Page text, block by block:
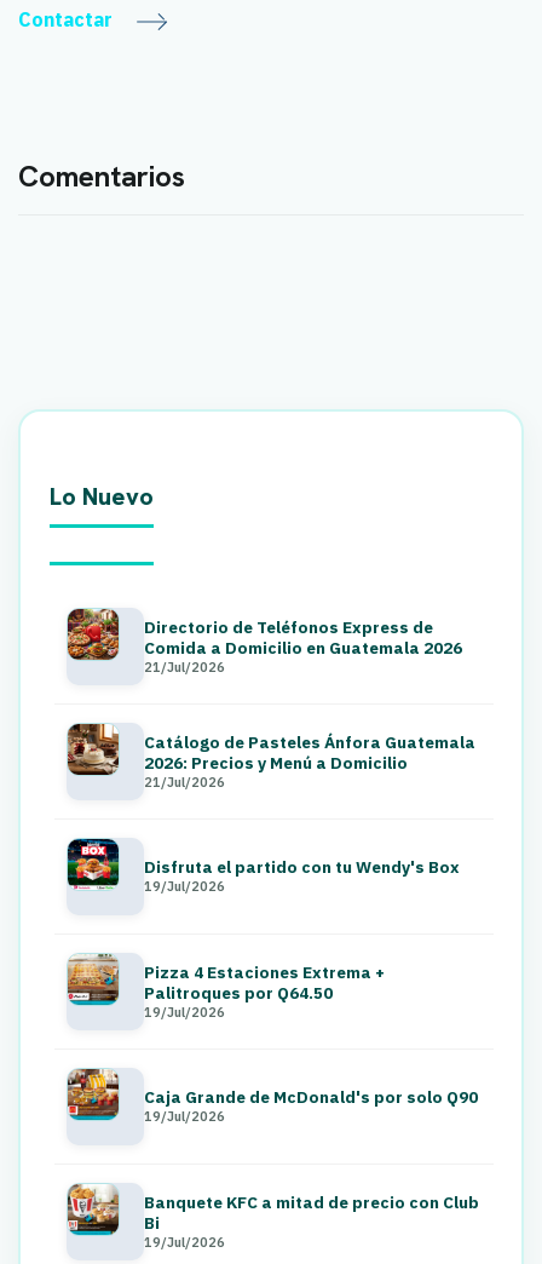
Contactar
Comentarios
Lo Nuevo
Directorio de Teléfonos Express de
Comida a Domicilio en Guatemala 2026
21/Jul/2026
Catálogo de Pasteles Ánfora Guatemala
2026: Precios y Menú a Domicilio
21/Jul/2026
Disfruta el partido con tu Wendy's Box
19/Jul/2026
Pizza 4 Estaciones Extrema +
Palitroques por Q64.50
19/Jul/2026
Caja Grande de McDonald's por solo Q90
19/Jul/2026
Banquete KFC a mitad de precio con Club
Bi
19/Jul/2026